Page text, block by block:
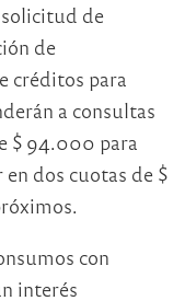
solicitud de
de
créditos para
a consultas
$ 94.000 para
dos cuotas de $
con
interés